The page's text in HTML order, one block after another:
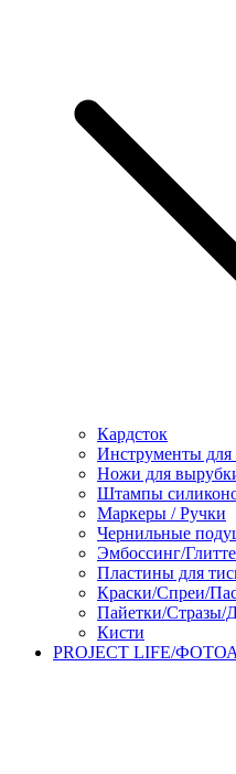
Кардсток
Инструменты для
Ножи для
Штампы
Маркеры / Ручки
Чернильные
Эмбоссинг/
Пластины для
Краски/Спреи/
Пайетки/Стразы/
Кисти
PROJECT LIFE/